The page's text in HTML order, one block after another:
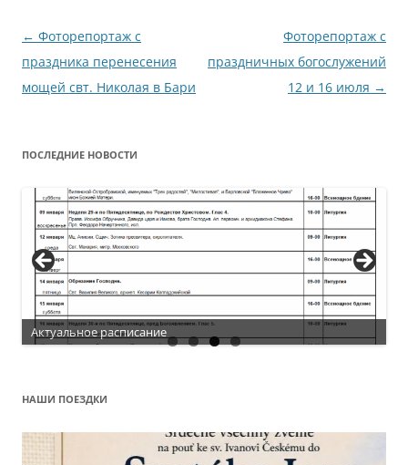
Навигация
по
записям
← Фоторепортаж с
праздника перенесения
мощей свт. Николая в Бари
Фоторепортаж с
праздничных богослужений
12 и 16 июля →
ПОСЛЕДНИЕ НОВОСТИ
Актуальное расписание
НАШИ ПОЕЗДКИ